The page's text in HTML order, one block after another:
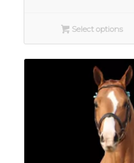
Select options